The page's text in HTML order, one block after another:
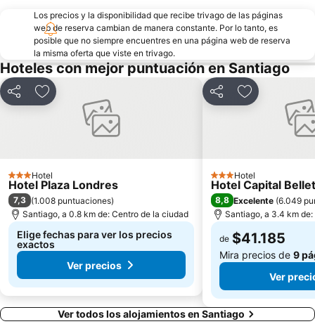
Nuestra Señora de la Divina Providencia
Pueblito de Los Dominicos
Cerro El Plomo
El Colorado
Casa Piedra Centro de Eventos
Cerro San Cristóbal
Centro Cultural Palacio de La Moneda
Plaza Baquedano
Parque Bustamante
Plaza de Armas
Parque Balmaceda
Parque Metropolitano de Santiago
Museo Interactivo Mirador
Parque Padre Hurtado
Centro Cultural Estación Mapocho
Museo Nacional de Bellas Artes
Los precios y la disponibilidad que recibe trivago de las páginas
web de reserva cambian de manera constante. Por lo tanto, es
posible que no siempre encuentres en una página web de reserva
la misma oferta que viste en trivago.
Hoteles con mejor puntuación en Santiago
CompartirAgregar a favoritos
3 Estrellas
Hotel
Hotel Plaza Londres
7,3 (1.008 puntuaciones)
Santiago, a 0.8 km de: Centro de la ciudad
Elige fechas para ver los precios
exactos
Ver precios
CompartirAgregar a
3 Estrellas
Hotel
Hotel Capital Bellet
8,8 Excelente (6.049
Santiago, a 3.4 km
de $41.185
Mira precios de 9
Ver
Ver todos los alojamientos en Santiago